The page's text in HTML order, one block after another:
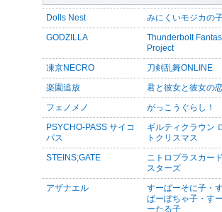
Dolls Nest みにくいモジカの
GODZILLA
Thunderbolt
Project
凍京NECRO 刀剣乱舞ONLINE
楽園追放 君と彼女と彼女の
フェノメノ がっこうぐらし！
PSYCHO-PASS サイコ
パス
ギルティクラウン
トクリスマス
STEINS;GATE
ニトロプラスカー
スターズ
アザナエル
すーぱーそに子・
ぱーぽちゃ子・す
ーたる子